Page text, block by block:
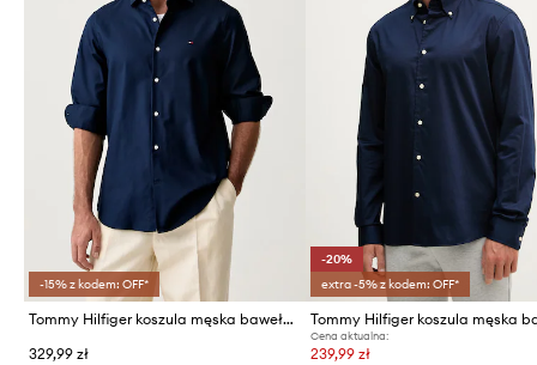
-15% z kodem: OFF*
Tommy Hilfiger koszula męska bawełniana
329,99 zł
-20%
extra -5% z kodem: OFF*
Cena aktualna:
239,99 zł